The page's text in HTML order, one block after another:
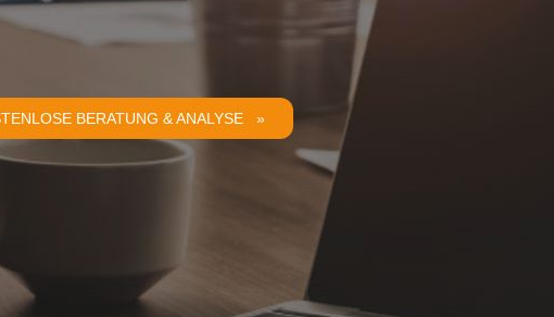
BERATUNG & ANALYSE »